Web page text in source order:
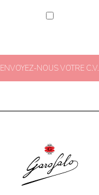
ENVOYEZ-NOUS VOTRE C.V.